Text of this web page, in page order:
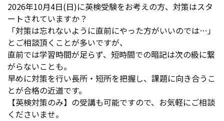
2026年10月4日(日)に英検受験をお考えの方、対策はスタ
ートされていますか？
「対策は忘れないように直前にやった方がいいのでは…」
とご相談頂くことが多いですが、
直前では学習時間が足らず、短時間での暗記は次の級に繋
がらないことも。
早めに対策を行い長所・短所を把握し、課題に向き合うこ
とが合格の近道です。
【英検対策のみ】の受講も可能ですので、お気軽にご相談
くださいませ。